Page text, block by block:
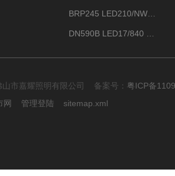
山市嘉耀照明有限公司 备案号： 粤ICP备
网 管理登陆 sitemap.xml